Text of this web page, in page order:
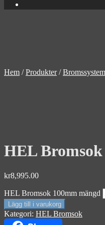
Hem /Produkter/Bromssystem
HEL
kr8,995.00
HEL Bromsok 100mm mängd
Lägg till i varukorg
Kategori: HEL Bromsok